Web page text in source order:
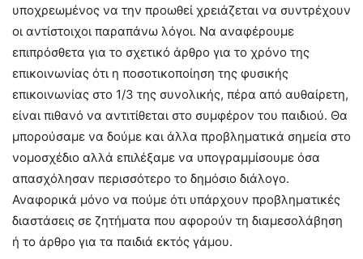
υποχρεωμένος να την προωθεί χρειάζεται να συντρέχουν
οι αντίστοιχοι παραπάνω λόγοι. Να αναφέρουμε
επιπρόσθετα για το σχετικό άρθρο για το χρόνο της
επικοινωνίας ότι η ποσοτικοποίηση της φυσικής
επικοινωνίας στο 1/3 της συνολικής, πέρα από αυθαίρετη,
είναι πιθανό να αντιτίθεται στο συμφέρον του παιδιού. Θα
μπορούσαμε να δούμε και άλλα προβληματικά σημεία στο
νομοσχέδιο αλλά επιλέξαμε να υπογραμμίσουμε όσα
απασχόλησαν περισσότερο το δημόσιο διάλογο.
Αναφορικά μόνο να πούμε ότι υπάρχουν προβληματικές
διαστάσεις σε ζητήματα που αφορούν τη διαμεσολάβηση
ή το άρθρο για τα παιδιά εκτός γάμου.